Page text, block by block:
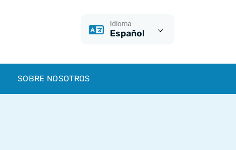
Idioma
Español
SOBRE NOSOTROS